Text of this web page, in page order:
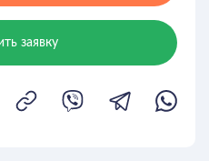
заявку